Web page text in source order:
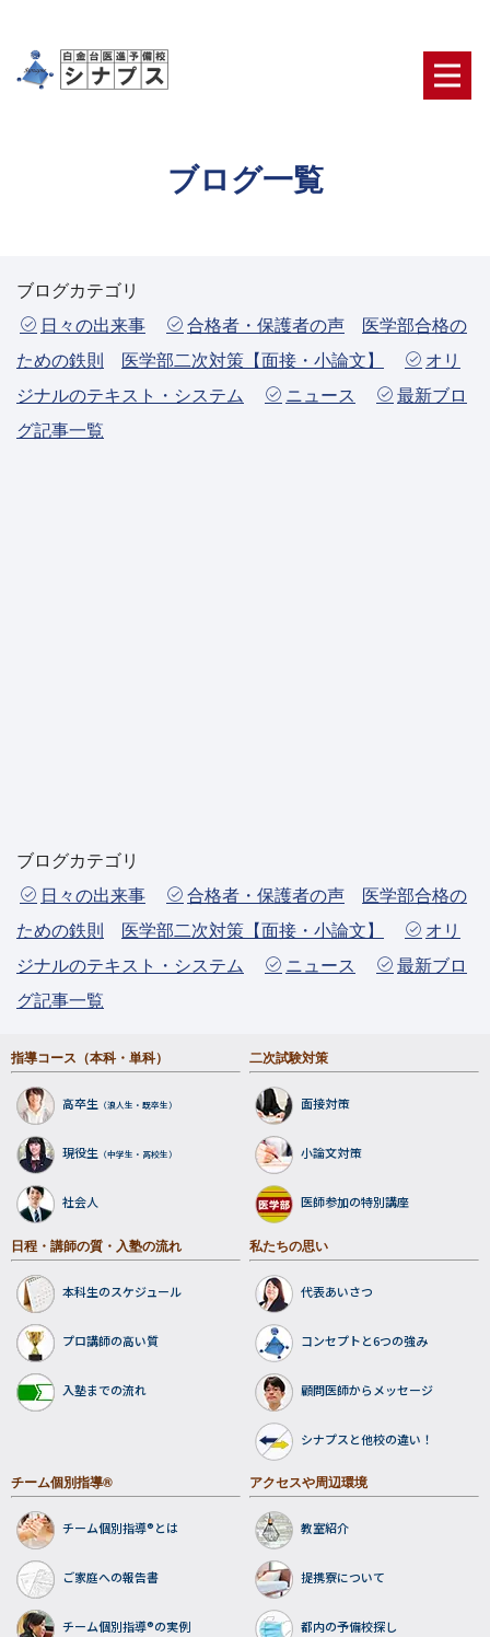
ブログ一覧
ブログカテゴリ
日々の出来事
合格者・保護者の声
医学部合格の
ための鉄則
医学部二次対策【面接・小論文】
オリ
ジナルのテキスト・システム
ニュース
最新ブロ
グ記事一覧
ブログカテゴリ
日々の出来事
合格者・保護者の声
医学部合格の
ための鉄則
医学部二次対策【面接・小論文】
オリ
ジナルのテキスト・システム
ニュース
最新ブロ
グ記事一覧
指導コース（本科・単科）
高卒生 （浪人生・既卒生）
現役生 （中学生・高校生）
社会人
二次試験対策
面接対策
小論文対策
医師参加の特別講座
日程・講師の質・入塾の流れ
本科生のスケジュール
プロ講師の高い質
入塾までの流れ
私たちの思い
代表あいさつ
コンセプトと6つの強み
顧問医師からメッセージ
シナプスと他校の違い！
チーム個別指導®
チーム個別指導®とは
ご家庭への報告書
チーム個別指導®の実例
アクセスや周辺環境
教室紹介
提携寮について
都内の予備校探し